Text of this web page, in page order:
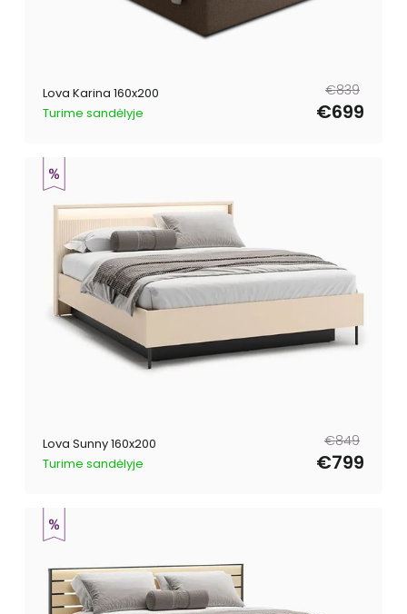
Lova Karina 160x200
Turime sandėlyje
Reguliari
kaina
€839
Išpardavimo
kaina€699
Lova Sunny 160x200
Turime sandėlyje
Reguliari
kaina
€849
Išpardavimo
kaina€799